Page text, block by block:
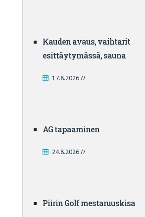
Kauden avaus, vaihtarit
esittäytymässä, sauna
17.8.2026 //
AG tapaaminen
24.8.2026 //
Piirin Golf mestaruuskisa